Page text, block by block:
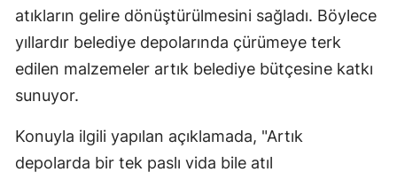
atıkların gelire dönüştürülmesini sağladı. Böylece
yıllardır belediye depolarında çürümeye terk
edilen malzemeler artık belediye bütçesine katkı
sunuyor.
Konuyla ilgili yapılan açıklamada, "Artık
depolarda bir tek paslı vida bile atıl